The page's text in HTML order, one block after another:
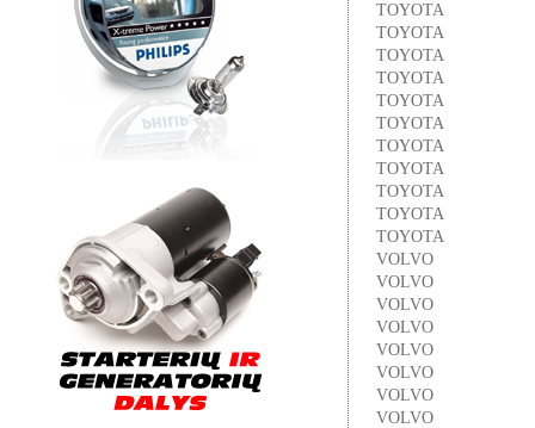
TOYOTA
TOYOTA
TOYOTA
TOYOTA
TOYOTA
TOYOTA
TOYOTA
TOYOTA
TOYOTA
TOYOTA
TOYOTA
VOLVO
VOLVO
VOLVO
VOLVO
VOLVO
VOLVO
VOLVO
VOLVO